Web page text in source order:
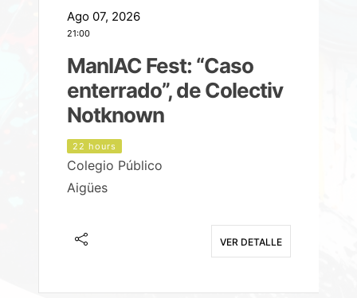
Ago 07, 2026
21:00
ManIAC Fest: “Caso
enterrado”, de Colectiv
Notknown
22 hours
Colegio Público
Aigües
VER DETALLE